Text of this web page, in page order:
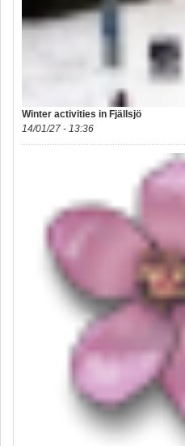
Winter activities in Fjällsjö
14/01/27 - 13:36